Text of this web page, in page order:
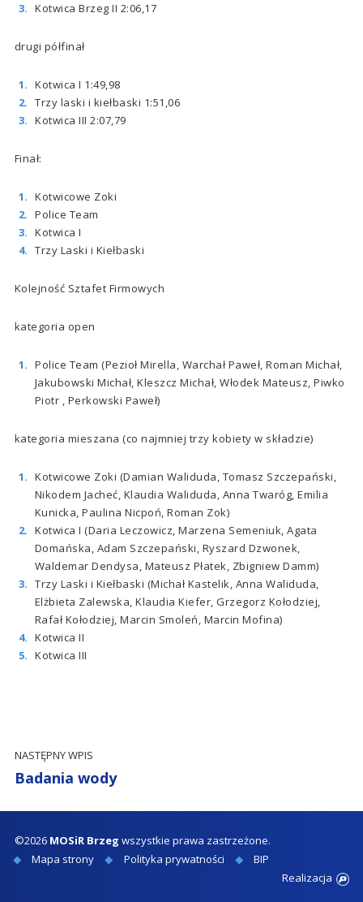
Kotwica Brzeg II 2:06,17
drugi półfinał
Kotwica I 1:49,98
Trzy laski i kiełbaski 1:51,06
Kotwica III 2:07,79
Finał:
Kotwicowe Zoki
Police Team
Kotwica I
Trzy Laski i Kiełbaski
Kolejność Sztafet Firmowych
kategoria open
Police Team (Pezioł Mirella, Warchał Paweł, Roman Michał,
Jakubowski Michał, Kleszcz Michał, Włodek Mateusz, Piwko
Piotr , Perkowski Paweł)
kategoria mieszana (co najmniej trzy kobiety w składzie)
Kotwicowe Zoki (Damian Waliduda, Tomasz Szczepański,
Nikodem Jacheć, Klaudia Waliduda, Anna Twaróg, Emilia
Kunicka, Paulina Nicpoń, Roman Zok)
Kotwica I (Daria Leczowicz, Marzena Semeniuk, Agata
Domańska, Adam Szczepański, Ryszard Dzwonek,
Waldemar Dendysa, Mateusz Płatek, Zbigniew Damm)
Trzy Laski i Kiełbaski (Michał Kastelik, Anna Waliduda,
Elżbieta Zalewska, Klaudia Kiefer, Grzegorz Kołodziej,
Rafał Kołodziej, Marcin Smoleń, Marcin Mofina)
Kotwica II
Kotwica III
NASTĘPNY WPIS
Badania wody
©2026 MOSiR Brzeg wszystkie prawa zastrzeżone.
Mapa strony
Polityka prywatności
BIP
Realizacja